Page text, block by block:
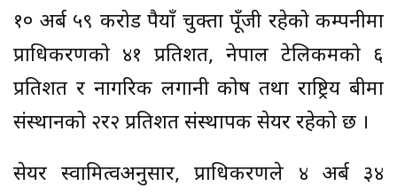
१० अर्ब ५९ करोड रुपैयाँ चुक्ता पूँजी रहेको कम्पनीमा
प्राधिकरणको ४१ प्रतिशत, नेपाल टेलिकमको ६
प्रतिशत र नागरिक लगानी कोष तथा राष्ट्रिय बीमा
संस्थानको २र२ प्रतिशत संस्थापक सेयर रहेको छ ।
सेयर स्वामित्वअनुसार, प्राधिकरणले ४ अर्ब ३४